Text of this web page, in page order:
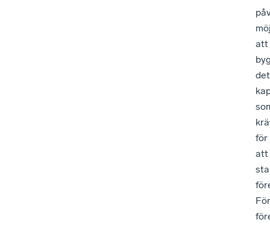
att
det
för
att
För